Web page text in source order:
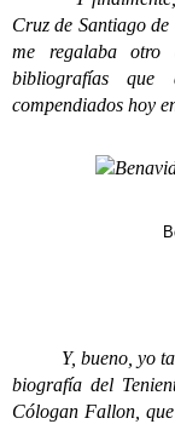
Cruz de Santiago
me regalaba otro
bibliografías que
compendiados hoy
Y, bueno, yo
biografía del
Cólogan Fallon,